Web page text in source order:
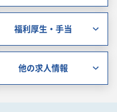
福利厚生・手当
他の求人情報